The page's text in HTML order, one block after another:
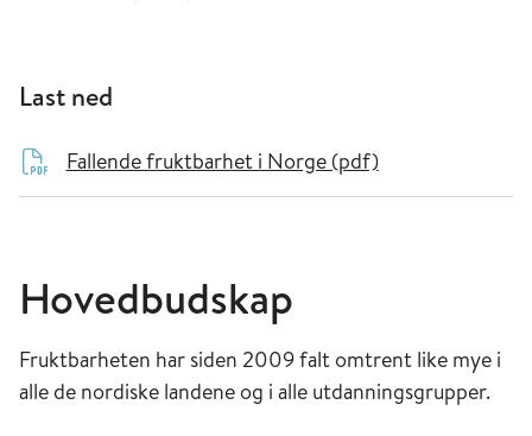
Last ned
Fallende fruktbarhet i Norge (pdf)
Hovedbudskap
Fruktbarheten har siden 2009 falt omtrent like mye i
alle de nordiske landene og i alle utdanningsgrupper.